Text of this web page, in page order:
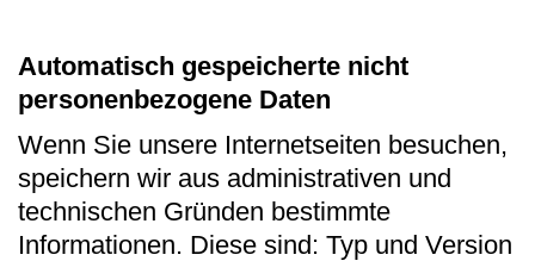
Automatisch gespeicherte nicht
personenbezogene Daten
Wenn Sie unsere Internetseiten besuchen,
speichern wir aus administrativen und
technischen Gründen bestimmte
Informationen. Diese sind: Typ und Version